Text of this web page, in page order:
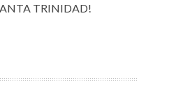
TRINIDAD!